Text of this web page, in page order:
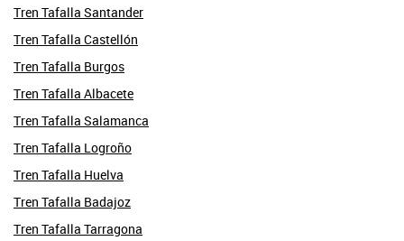
Tren Tafalla Santander
Tren Tafalla Castellón
Tren Tafalla Burgos
Tren Tafalla Albacete
Tren Tafalla Salamanca
Tren Tafalla Logroño
Tren Tafalla Huelva
Tren Tafalla Badajoz
Tren Tafalla Tarragona